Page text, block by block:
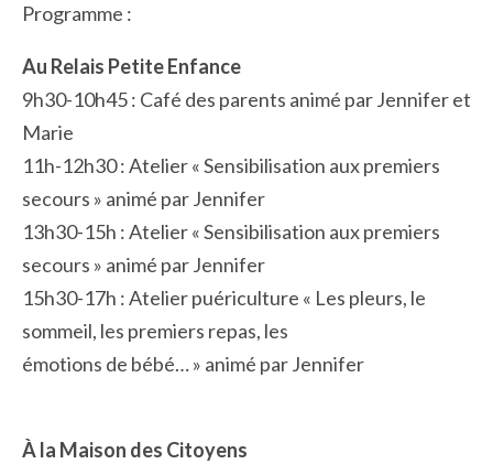
Programme :
Au Relais Petite Enfance
9h30-10h45 : Café des parents animé par Jennifer et
Marie
11h-12h30 : Atelier « Sensibilisation aux premiers
secours » animé par Jennifer
13h30-15h : Atelier « Sensibilisation aux premiers
secours » animé par Jennifer
15h30-17h : Atelier puériculture « Les pleurs, le
sommeil, les premiers repas, les
émotions de bébé… » animé par Jennifer
À la Maison des Citoyens